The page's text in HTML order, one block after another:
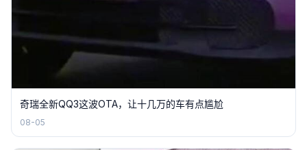
奇瑞全新QQ3这波OTA，让十几万的车有点尴尬
08-05